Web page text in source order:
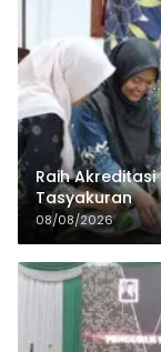
Raih Akreditasi
Tasyakuran
08/08/2026